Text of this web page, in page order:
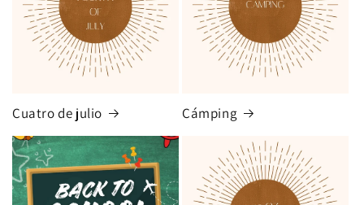
Cuatro de julio Cámping